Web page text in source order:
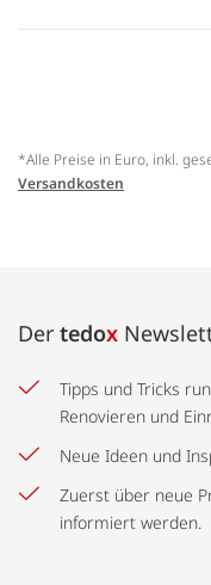
*Alle Preise in Euro, inkl.
Versandkosten
Der tedox
Tipps und Tricks
Renovieren und
Neue Ideen und
Zuerst über neue
informiert werden.